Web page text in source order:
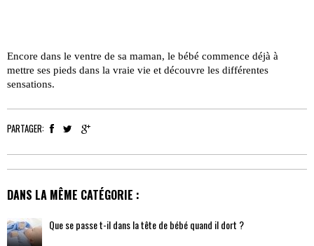
Encore dans le ventre de sa maman, le bébé commence déjà à
mettre ses pieds dans la vraie vie et découvre les différentes
sensations.
PARTAGER:
DANS LA MÊME CATÉGORIE :
Que se passe t-il dans la tête de bébé quand il dort ?